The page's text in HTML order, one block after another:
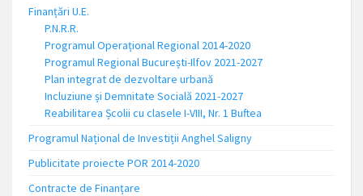
Finanțări U.E.
P.N.R.R.
Programul Operațional Regional 2014-2020
Programul Regional București-Ilfov 2021-2027
Plan integrat de dezvoltare urbană
Incluziune și Demnitate Socială 2021-2027
Reabilitarea Școlii cu clasele I-VIII, Nr. 1 Buftea
Programul Național de Investiții Anghel Saligny
Publicitate proiecte POR 2014-2020
Contracte de Finanțare